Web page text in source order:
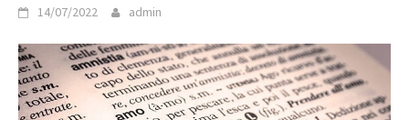
14/07/2022 admin